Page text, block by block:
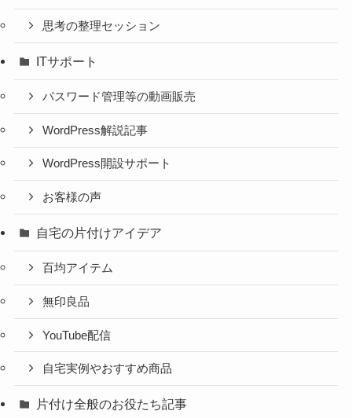
思考の整理セッション
ITサポート
パスワード管理等の動画販売
WordPress解説記事
WordPress開設サポート
お客様の声
自宅の片付けアイデア
百均アイテム
無印良品
YouTube配信
自宅実例やおすすめ商品
片付け全般のお役たち記事